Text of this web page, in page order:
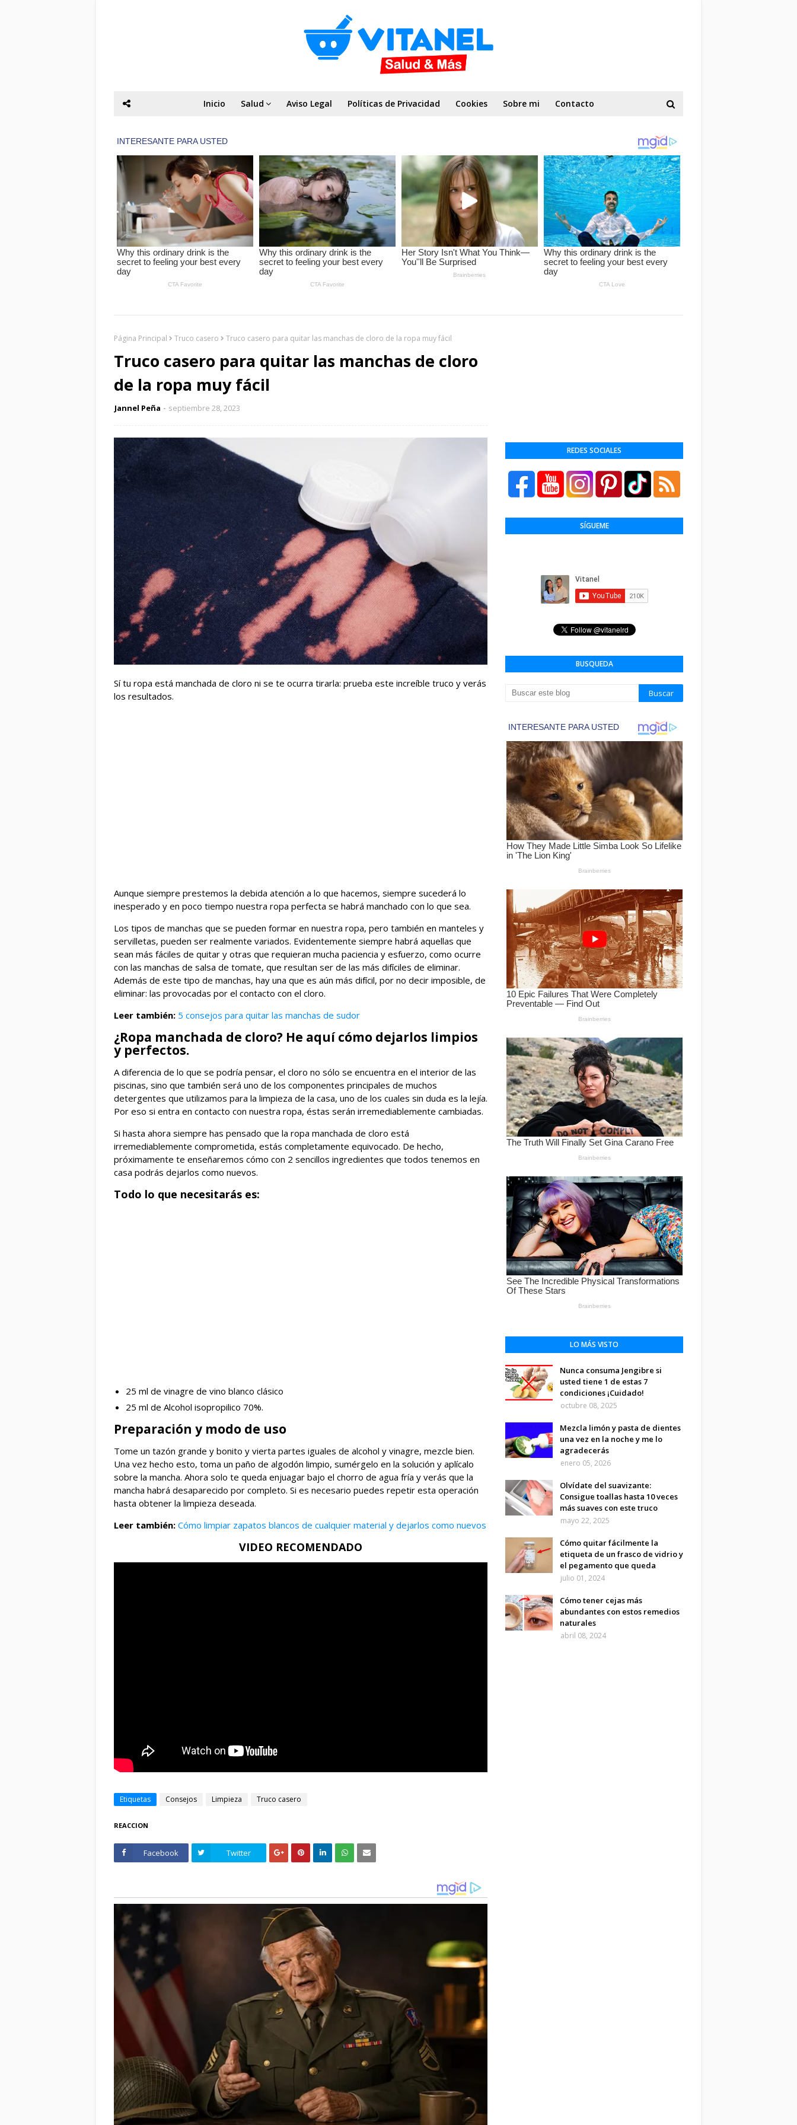
Inicio Salud Aviso Legal Políticas de Privacidad Cookies Sobre mi Contacto
Página Principal Truco casero Truco casero para quitar las manchas de cloro de la ropa muy fácil
Truco casero para quitar las manchas de cloro
de la ropa muy fácil
Jannel Peña septiembre 28, 2023
Sí tu ropa está manchada de cloro ni se te ocurra tirarla: prueba este increíble truco y verás
los resultados.
Aunque siempre prestemos la debida atención a lo que hacemos, siempre sucederá lo
inesperado y en poco tiempo nuestra ropa perfecta se habrá manchado con lo que sea.
Los tipos de manchas que se pueden formar en nuestra ropa, pero también en manteles y
servilletas, pueden ser realmente variados. Evidentemente siempre habrá aquellas que
sean más fáciles de quitar y otras que requieran mucha paciencia y esfuerzo, como ocurre
con las manchas de salsa de tomate, que resultan ser de las más difíciles de eliminar.
Además de este tipo de manchas, hay una que es aún más difícil, por no decir imposible, de
eliminar: las provocadas por el contacto con el cloro.
Leer también: 5 consejos para quitar las manchas de sudor
¿Ropa manchada de cloro? He aquí cómo dejarlos limpios
y perfectos.
A diferencia de lo que se podría pensar, el cloro no sólo se encuentra en el interior de las
piscinas, sino que también será uno de los componentes principales de muchos
detergentes que utilizamos para la limpieza de la casa, uno de los cuales sin duda es la lejía.
Por eso si entra en contacto con nuestra ropa, éstas serán irremediablemente cambiadas.
Si hasta ahora siempre has pensado que la ropa manchada de cloro está
irremediablemente comprometida, estás completamente equivocado. De hecho,
próximamente te enseñaremos cómo con 2 sencillos ingredientes que todos tenemos en
casa podrás dejarlos como nuevos.
Todo lo que necesitarás es:
25 ml de vinagre de vino blanco clásico
25 ml de Alcohol isopropilico 70%.
Preparación y modo de uso
Tome un tazón grande y bonito y vierta partes iguales de alcohol y vinagre, mezcle bien.
Una vez hecho esto, toma un paño de algodón limpio, sumérgelo en la solución y aplícalo
sobre la mancha. Ahora solo te queda enjuagar bajo el chorro de agua fría y verás que la
mancha habrá desaparecido por completo. Si es necesario puedes repetir esta operación
hasta obtener la limpieza deseada.
Leer también: Cómo limpiar zapatos blancos de cualquier material y dejarlos como nuevos
VIDEO RECOMENDADO
Etiquetas Consejos Limpieza Truco casero
REACCION
Facebook Twitter
REDES SOCIALES
SÍGUEME
BUSQUEDA
LO MÁS VISTO
Nunca consuma Jengibre si
usted tiene 1 de estas 7
condiciones ¡Cuidado!
octubre 08, 2025
Mezcla limón y pasta de dientes
una vez en la noche y me lo
agradecerás
enero 05, 2026
Olvídate del suavizante:
Consigue toallas hasta 10 veces
más suaves con este truco
mayo 22, 2025
Cómo quitar fácilmente la
etiqueta de un frasco de vidrio y
el pegamento que queda
julio 01, 2024
Cómo tener cejas más
abundantes con estos remedios
naturales
abril 08, 2024